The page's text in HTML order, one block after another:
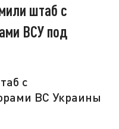
штаб с
ВСУ под
с
ВС Украины